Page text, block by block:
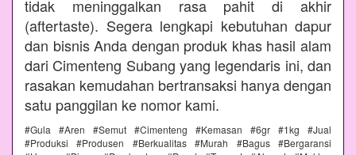
tidak meninggalkan rasa pahit di akhir
(aftertaste). Segera lengkapi kebutuhan dapur
dan bisnis Anda dengan produk khas hasil alam
dari Cimenteng Subang yang legendaris ini, dan
rasakan kemudahan bertransaksi hanya dengan
satu panggilan ke nomor kami.
#Gula #Aren #Semut #Cimenteng #Kemasan #6gr #1kg #Jual
#Produksi #Produsen #Berkualitas #Murah #Bagus #Bergaransi